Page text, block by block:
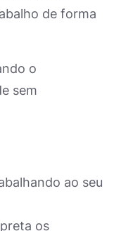
de forma
o
sem
ao seu
os